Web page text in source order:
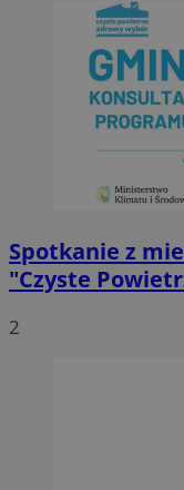
Spotkanie z
"Czyste
2